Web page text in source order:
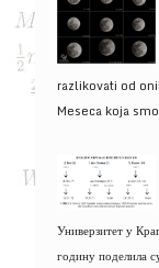
razlikovati od
Meseca koja
Универзитет у
годину поделила